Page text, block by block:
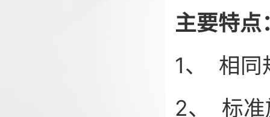
主要特点
1、 相同
2、 标